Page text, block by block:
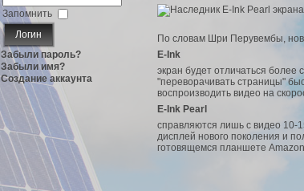
Запомнить
Забыли пароль?
Забыли имя?
Создание аккаунта
По словам Шри Перувембы,
E-Ink
экран будет отличаться более
"переворачивать страницы"
воспроизводить видео на
E-Ink Pearl
справляются лишь с видео 10-
дисплей нового поколения и
готовящемся планшете